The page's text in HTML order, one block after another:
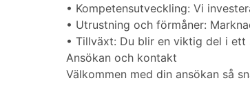
• Kompetensutveckling: Vi
• Utrustning och förmåner:
• Tillväxt: Du blir en viktig del i
Ansökan och kontakt
Välkommen med din ansökan så